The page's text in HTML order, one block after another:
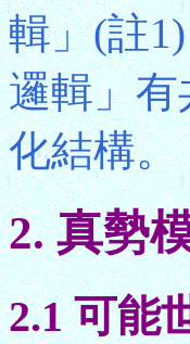
輯」(註
邏輯」
化結構。
2. 真勢
2.1 可能